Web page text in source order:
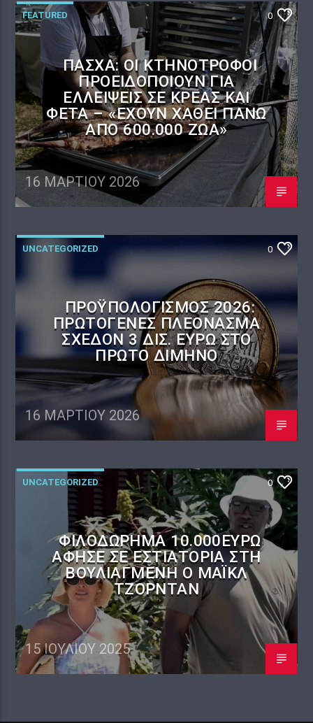
FEATURED 0
ΠΆΣΧΑ: ΟΙ ΚΤΗΝΟΤΡΌΦΟΙ
ΠΡΟΕΙΔΟΠΟΙΟΎΝ ΓΙΑ
ΕΛΛΕΊΨΕΙΣ ΣΕ ΚΡΈΑΣ ΚΑΙ
ΦΈΤΑ – «ΈΧΟΥΝ ΧΑΘΕΊ ΠΆΝΩ
ΑΠΌ 600.000 ΖΏΑ»
16 ΜΑΡΤΊΟΥ 2026
UNCATEGORIZED 0
ΠΡΟΫΠΟΛΟΓΙΣΜΌΣ 2026:
ΠΡΩΤΟΓΕΝΈΣ ΠΛΕΌΝΑΣΜΑ
ΣΧΕΔΌΝ 3 ΔΙΣ. ΕΥΡΏ ΣΤΟ
ΠΡΏΤΟ ΔΊΜΗΝΟ
16 ΜΑΡΤΊΟΥ 2026
UNCATEGORIZED 0
ΦΙΛΟΔΏΡΗΜΑ 10.000ΕΥΡΏ
ΆΦΗΣΕ ΣΕ ΕΣΤΙΑΤΌΡΙΑ ΣΤΗ
ΒΟΥΛΙΑΓΜΈΝΗ Ο ΜΆΙΚΛ
ΤΖΌΡΝΤΑΝ
15 ΙΟΥΛΊΟΥ 2025